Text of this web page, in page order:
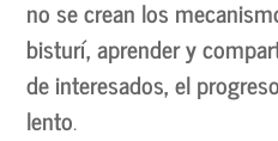
no se crean los
bisturí, aprender y
de interesados, el
lento.